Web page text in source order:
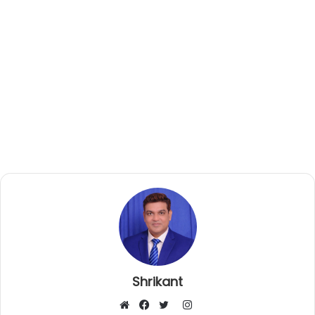
Shrikant
I